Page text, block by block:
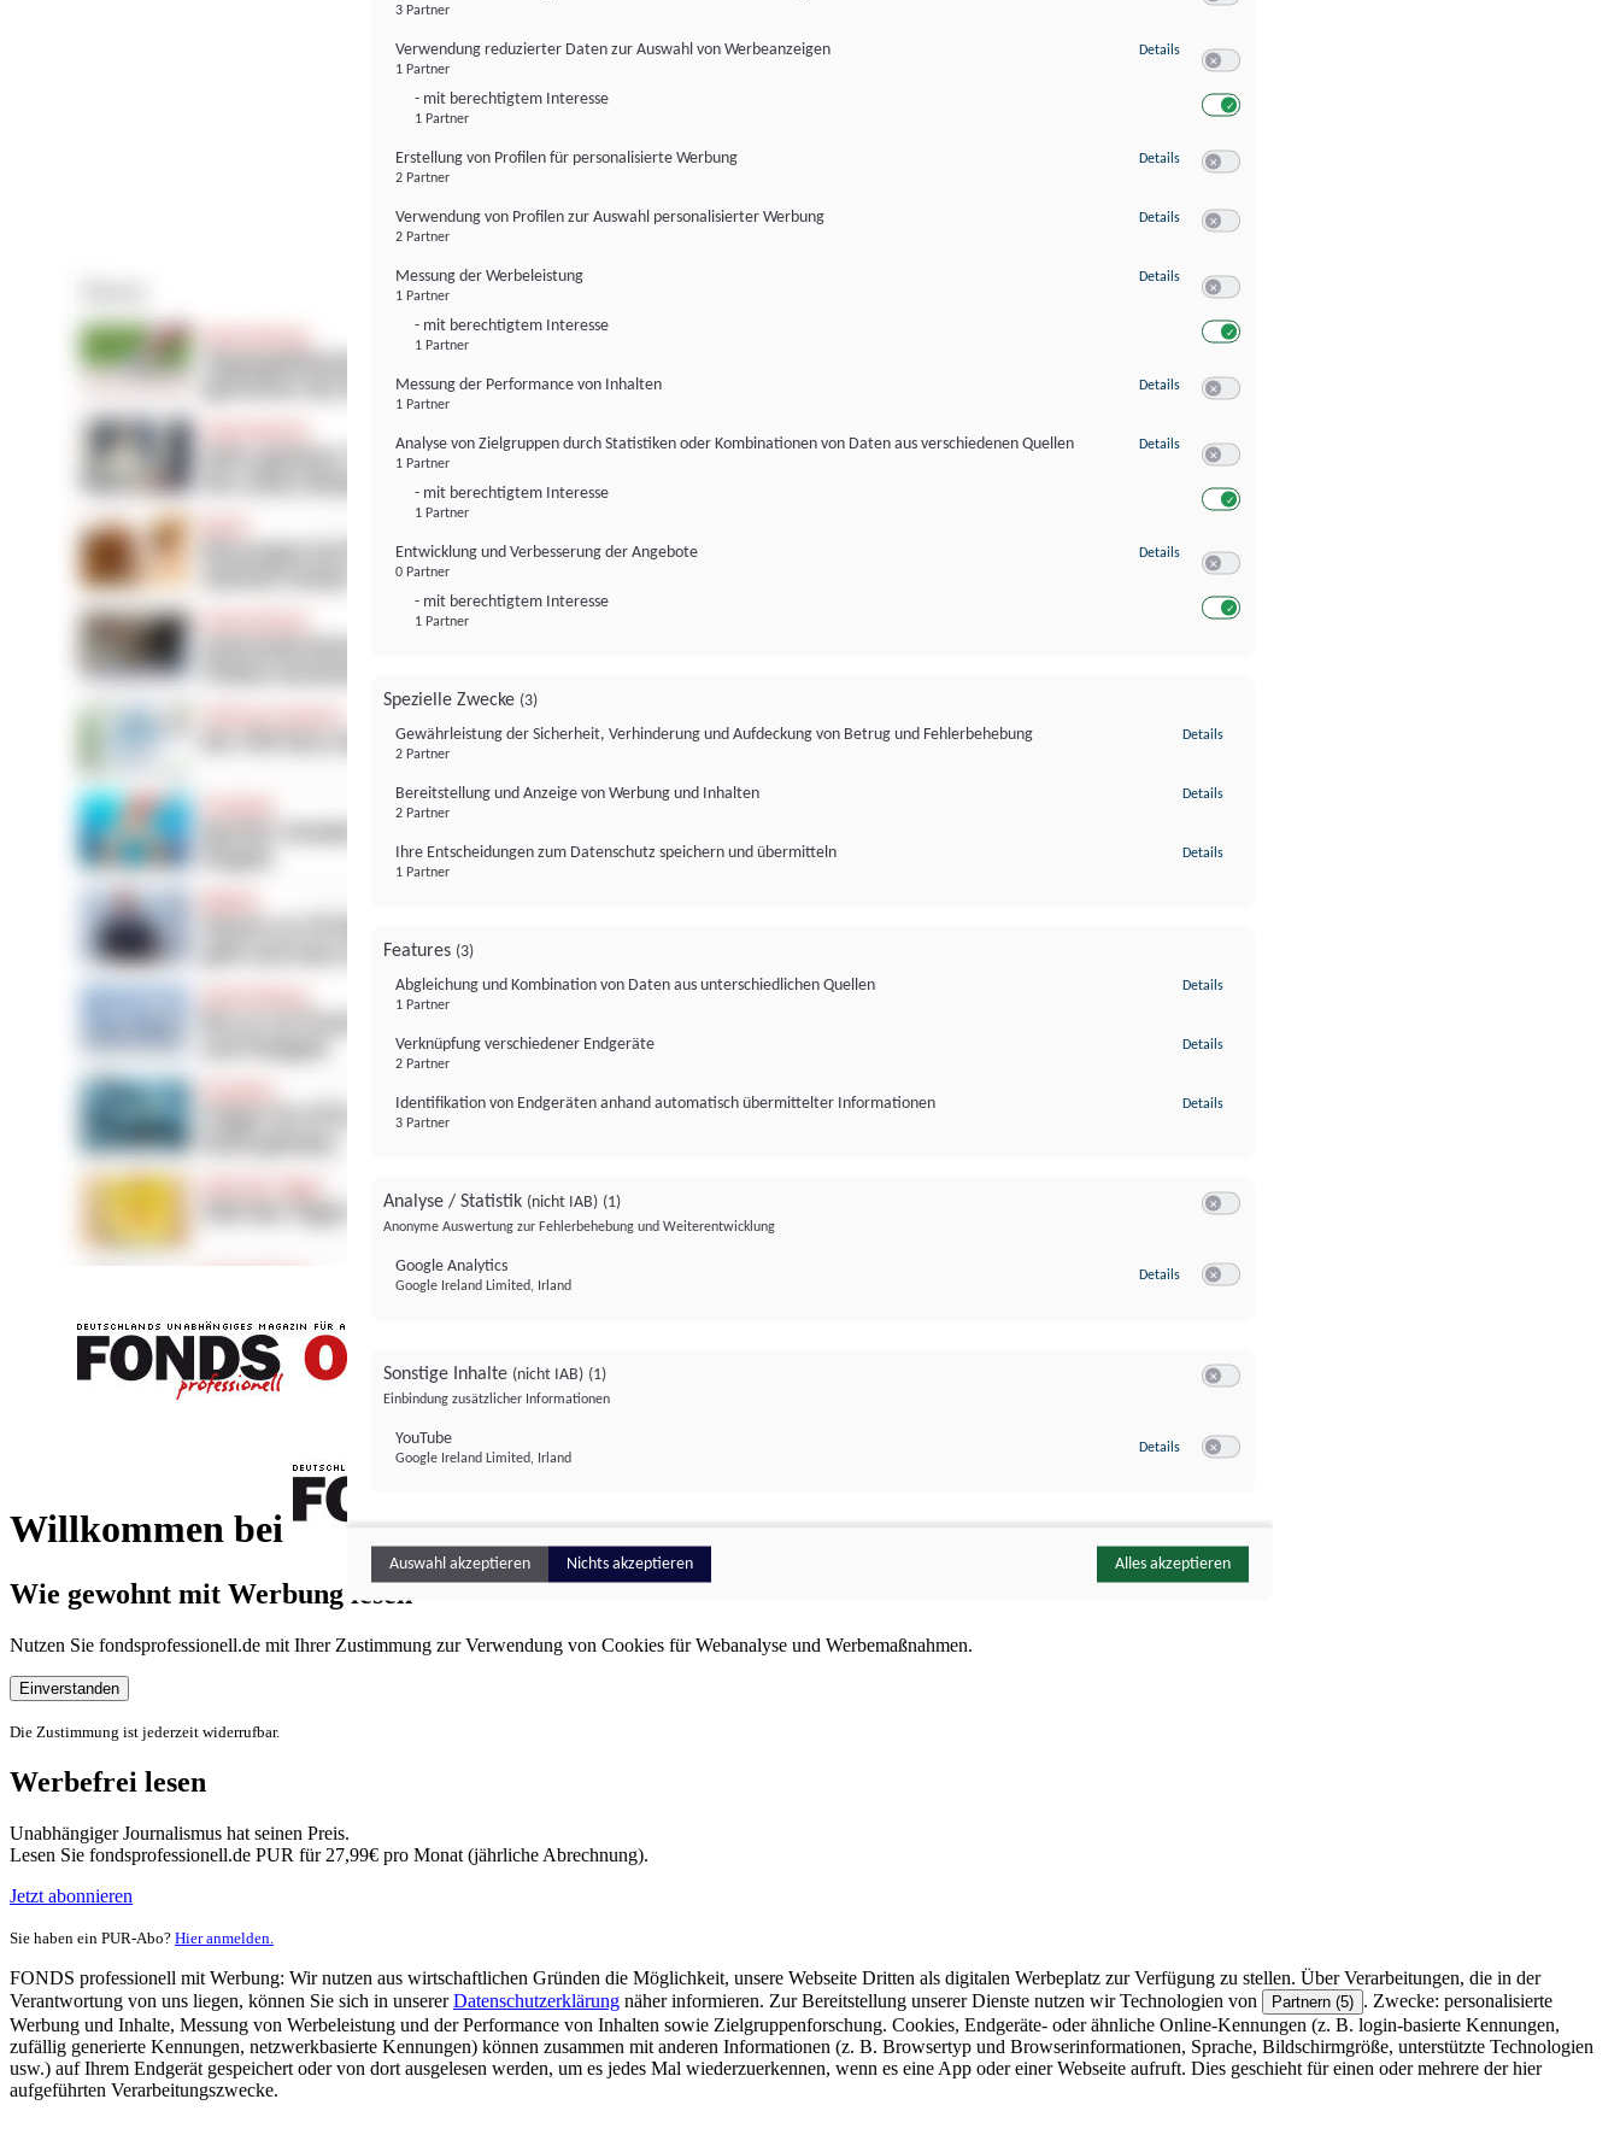
Willkommen bei
FONDS professionell
Wie gewohnt mit Werbung lesen
Nutzen Sie fondsprofessionell.de mit Ihrer Zustimmung zur Verwendung von Cookies für Webanalyse und Werbemaßnahmen.
Einverstanden
Die Zustimmung ist jederzeit widerrufbar.
Werbefrei lesen
Unabhängiger Journalismus hat seinen Preis.
Lesen Sie fondsprofessionell.de PUR für 27,99€ pro Monat (jährliche Abrechnung).
Jetzt abonnieren
Sie haben ein PUR-Abo? Hier anmelden.
FONDS professionell mit Werbung: Wir nutzen aus wirtschaftlichen Gründen die Möglichkeit, unsere Webseite Dritten als digitalen Werbeplatz zur Verfügung zu stellen. Über Verarbeitungen, die in der
Verantwortung von uns liegen, können Sie sich in unsererDatenschutzerklärung näher informieren. Zur Bereitstellung unserer Dienste nutzen wir Technologien von Partnern (5) . Zwecke: personalisierte
Werbung und Inhalte, Messung von Werbeleistung und der Performance von Inhalten sowie Zielgruppenforschung. Cookies, Endgeräte- oder ähnliche Online-Kennungen (z. B. login-basierte Kennungen,
zufällig generierte Kennungen, netzwerkbasierte Kennungen) können zusammen mit anderen Informationen (z. B. Browsertyp und Browserinformationen, Sprache, Bildschirmgröße, unterstützte Technologien
usw.) auf Ihrem Endgerät gespeichert oder von dort ausgelesen werden, um es jedes Mal wiederzuerkennen, wenn es eine App oder einer Webseite aufruft. Dies geschieht für einen oder mehrere der hier
aufgeführten Verarbeitungszwecke.
3 Partner
Verwendung reduzierter Daten zur Auswahl von Werbeanzeigen
1 Partner
- mit berechtigtem Interesse
1 Partner
Details zu Verwendung reduzierter Daten zur Auswahl von Werbeanzeigen
Erstellung von Profilen für personalisierte Werbung
2 Partner
Details zu Erstellung von Profilen für personalisierte Werbung
Verwendung von Profilen zur Auswahl personalisierter Werbung
2 Partner
Details zu Verwendung von Profilen zur Auswahl personalisierter Werbung
Messung der Werbeleistung
1 Partner
- mit berechtigtem Interesse
1 Partner
Details zu Messung der Werbeleistung
Messung der Performance von Inhalten
1 Partner
Details zu Messung der Performance von Inhalten
Analyse von Zielgruppen durch Statistiken oder Kombinationen von Daten aus verschiedenen Quellen
1 Partner
- mit berechtigtem Interesse
1 Partner
Details zu Analyse von Zielgruppen durch Statistiken oder Kombinationen von
Entwicklung und Verbesserung der Angebote
0 Partner
- mit berechtigtem Interesse
1 Partner
Details zu Entwicklung und Verbesserung der Angebote
Spezielle Zwecke (3)
Gewährleistung der Sicherheit, Verhinderung und Aufdeckung von Betrug und Fehlerbehebung
2 Partner
Details
Bereitstellung und Anzeige von Werbung und Inhalten
2 Partner
Details
Ihre Entscheidungen zum Datenschutz speichern und übermitteln
1 Partner
Details
Features (3)
Abgleichung und Kombination von Daten aus unterschiedlichen Quellen
1 Partner
Details
Verknüpfung verschiedener Endgeräte
2 Partner
Details
Identifikation von Endgeräten anhand automatisch übermittelter Informationen
3 Partner
Details
Analyse / Statistik (nicht IAB) (1)
Anonyme Auswertung zur Fehlerbehebung und Weiterentwicklung
Google Analytics
Google Ireland Limited, Irland
Details zu Google Analytics
Sonstige Inhalte (nicht IAB) (1)
Einbindung zusätzlicher Informationen
YouTube
Google Ireland Limited, Irland
Details zu YouTube
Auswahl akzeptieren Nichts akzeptieren Alles akzeptieren